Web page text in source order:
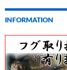
INFORMATION